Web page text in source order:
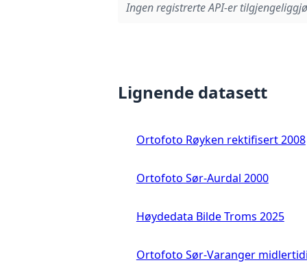
Ingen registrerte API-er
Lignende datasett
Ortofoto Røyken rektifisert 2008
Ortofoto Sør-Aurdal 2000
Høydedata Bilde Troms 2025
Ortofoto Sør-Varanger